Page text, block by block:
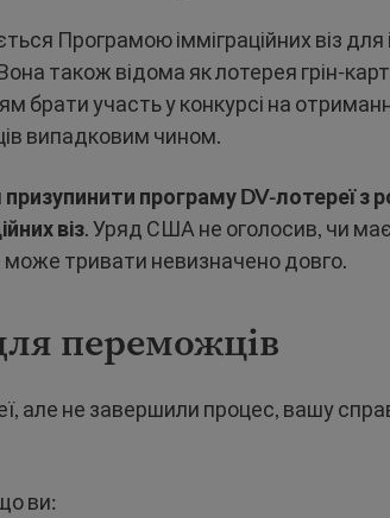
Програмою імміграційних віз для
також відома як лотерея грін-
брати участь у конкурсі на
випадковим чином.
призупинити програму DV-лотереї з
віз. Уряд США не оголосив, чи
може тривати невизначено довго.
переможців
але не завершили процес, вашу
ви: